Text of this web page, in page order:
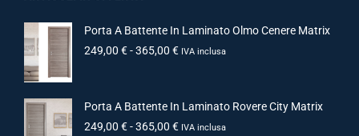
Porta A Battente In Laminato Olmo Cenere Matrix
249,00 €-365,00 € IVA inclusa
Porta A Battente In Laminato Rovere City Matrix
249,00 €-365,00 € IVA inclusa